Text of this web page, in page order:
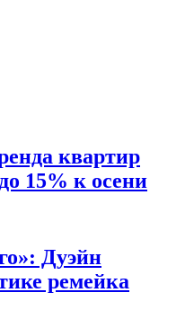
квартир
15% к осени
Дуэйн
ремейка